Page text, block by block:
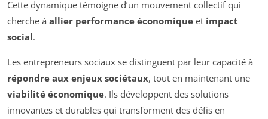
Cette dynamique témoigne d’un mouvement collectif qui
cherche à allier performance économique et impact
social.
Les entrepreneurs sociaux se distinguent par leur capacité à
répondre aux enjeux sociétaux, tout en maintenant une
viabilité économique. Ils développent des solutions
innovantes et durables qui transforment des défis en